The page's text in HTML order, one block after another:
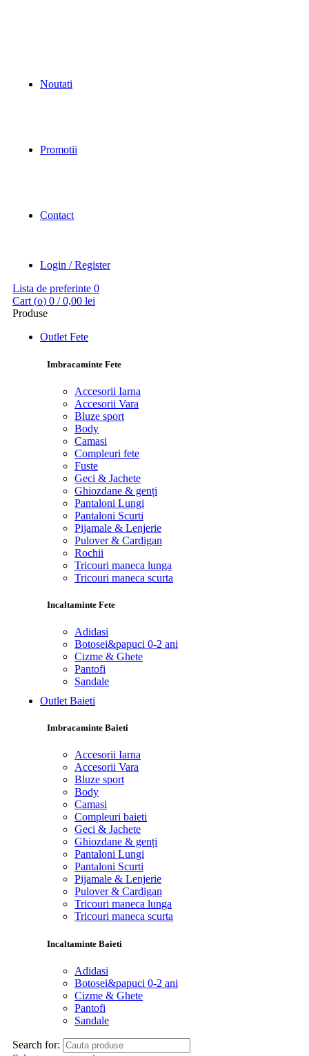
Noutati
Promotii
Contact
Login / Register
Lista de preferinte 0
Cart (o) 0 / 0,00 lei
Produse
Outlet Fete
Imbracaminte Fete
Accesorii Iarna
Accesorii Vara
Bluze sport
Body
Camasi
Compleuri fete
Fuste
Geci & Jachete
Ghiozdane & genți
Pantaloni Lungi
Pantaloni Scurti
Pijamale & Lenjerie
Pulover & Cardigan
Rochii
Tricouri maneca lunga
Tricouri maneca scurta
Incaltaminte Fete
Adidasi
Botosei&papuci 0-2 ani
Cizme & Ghete
Pantofi
Sandale
Outlet Baieti
Imbracaminte Baieti
Accesorii Iarna
Accesorii Vara
Bluze sport
Body
Camasi
Compleuri baieti
Geci & Jachete
Ghiozdane & genți
Pantaloni Lungi
Pantaloni Scurti
Pijamale & Lenjerie
Pulover & Cardigan
Tricouri maneca lunga
Tricouri maneca scurta
Incaltaminte Baieti
Adidasi
Botosei&papuci 0-2 ani
Cizme & Ghete
Pantofi
Sandale
Search for: